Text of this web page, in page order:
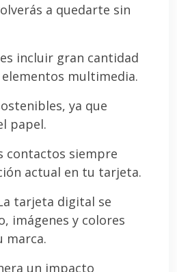
a quedarte sin
incluir gran cantidad
multimedia.
ya que
papel.
contactos siempre
actual en tu tarjeta.
tarjeta digital se
imágenes y colores
marca.
un impacto